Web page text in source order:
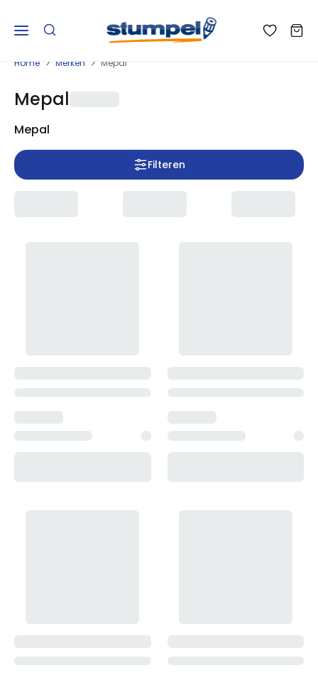
Home Merken Mepal
Mepal
Mepal
Filteren